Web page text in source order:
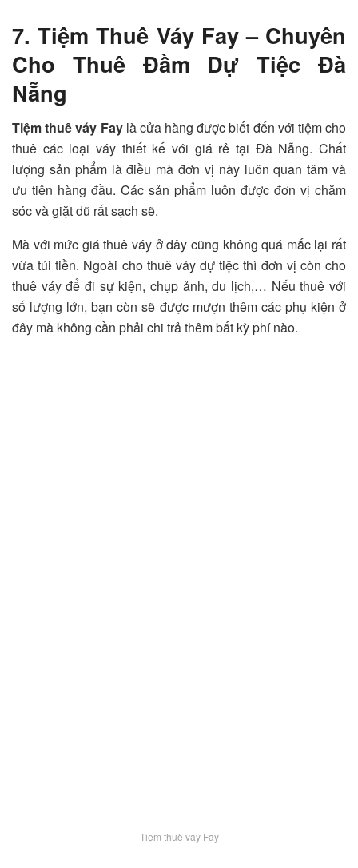
7. Tiệm Thuê Váy Fay – Chuyên
Cho Thuê Đầm Dự Tiệc Đà
Nẵng
Tiệm thuê váy Faylà cửa hàng được biết đến với tiệm cho
thuê các loại váy thiết kế với giá rẻ tại Đà Nẵng. Chất
lượng sản phẩm là điều mà đơn vị này luôn quan tâm và
ưu tiên hàng đầu. Các sản phẩm luôn được đơn vị chăm
sóc và giặt dũ rất sạch sẽ.
Mà với mức giá thuê váy ở đây cũng không quá mắc lại rất
vừa túi tiền. Ngoài cho thuê váy dự tiệc thì đơn vị còn cho
thuê váy để đi sự kiện, chụp ảnh, du lịch,… Nếu thuê với
số lượng lớn, bạn còn sẽ được mượn thêm các phụ kiện ở
đây mà không cần phải chi trả thêm bất kỳ phí nào.
Tiệm thuê váy Fay